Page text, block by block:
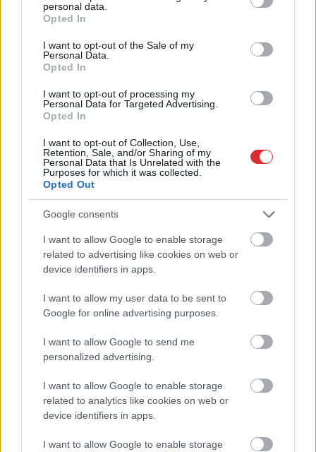
grant or deny consent to Google and its third-party tags to
use your data for below specified purposes in below Google
consent section.
personal data.
Opted In
I want to opt-out of the Sale of my
Personal Data.
Opted In
I want to opt-out of processing my
Personal Data for Targeted Advertising.
Opted In
I want to opt-out of Collection, Use,
Retention, Sale, and/or Sharing of my
Personal Data that Is Unrelated with the
Purposes for which it was collected.
Opted Out
Google consents
I want to allow Google to enable storage
related to advertising like cookies on web or
device identifiers in apps.
I want to allow my user data to be sent to
Google for online advertising purposes.
I want to allow Google to send me
personalized advertising.
I want to allow Google to enable storage
related to analytics like cookies on web or
device identifiers in apps.
I want to allow Google to enable storage
Pamēģinišo pirms
gulētiešanas, un iemigsi tik
ātri, cik noguris bērns: 8
ieteikumi ātrākai
aizmigšanai
Nosauktināvējošākie
automobiļi uz ceļiem:
neatrodi sarakstā savu
VIDEO. “Cilvēku
mērķtiecīgi vajā un
uzbrūk tirgotājam
Atcelt Ziņot